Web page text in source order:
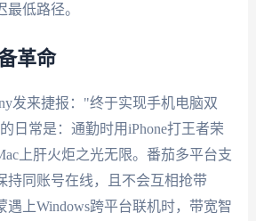
低路径。
革命
发来捷报："终于实现手机电脑双
日常是：通勤时用iPhone打王者荣
上肝火炬之光无限。番茄多平台支
持同账号在线，且不会互相抢带
遇上Windows跨平台联机时，带宽智